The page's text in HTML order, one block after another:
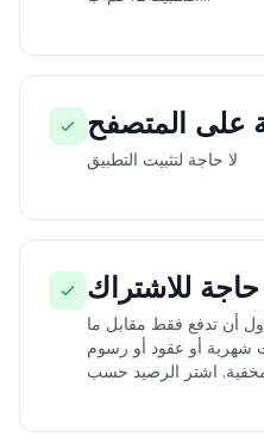
على المتصفح
لا حاجة لتثبيت التطبيق
حاجة للاشتراك
أن تدفع فقط مقابل ما
شهرية أو عقود أو رسوم